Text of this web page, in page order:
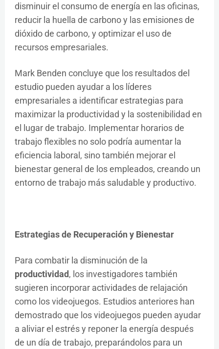
disminuir el consumo de energía en las oficinas,
reducir la huella de carbono y las emisiones de
dióxido de carbono, y optimizar el uso de
recursos empresariales.
Mark Benden concluye que los resultados del
estudio pueden ayudar a los líderes
empresariales a identificar estrategias para
maximizar la productividad y la sostenibilidad en
el lugar de trabajo. Implementar horarios de
trabajo flexibles no solo podría aumentar la
eficiencia laboral, sino también mejorar el
bienestar general de los empleados, creando un
entorno de trabajo más saludable y productivo.
Estrategias de Recuperación y Bienestar
Para combatir la disminución de la
productividad, los investigadores también
sugieren incorporar actividades de relajación
como los videojuegos. Estudios anteriores han
demostrado que los videojuegos pueden ayudar
a aliviar el estrés y reponer la energía después
de un día de trabajo, preparándolos para un